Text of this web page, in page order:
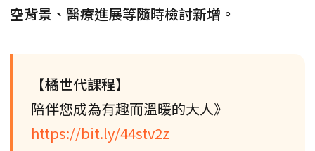
空背景、醫療進展等隨時檢討新增。
【橘世代課程】
陪伴您成為有趣而溫暖的大人》
https://bit.ly/44stv2z